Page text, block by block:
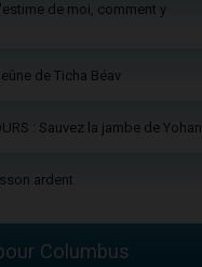
de moi, comment y
de Ticha Béav
: Sauvez la jambe de Yohan
ardent
Columbus